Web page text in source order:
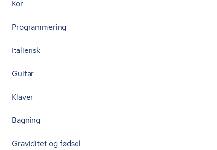
Kor
Programmering
Italiensk
Guitar
Klaver
Bagning
Graviditet og fødsel